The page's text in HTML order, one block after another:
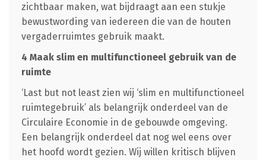
zichtbaar maken, wat bijdraagt aan een stukje
bewustwording van iedereen die van de houten
vergaderruimtes gebruik maakt.
4 Maak slim en multifunctioneel gebruik van de
ruimte
‘Last but not least zien wij ‘slim en multifunctioneel
ruimtegebruik’ als belangrijk onderdeel van de
Circulaire Economie in de gebouwde omgeving.
Een belangrijk onderdeel dat nog wel eens over
het hoofd wordt gezien. Wij willen kritisch blijven